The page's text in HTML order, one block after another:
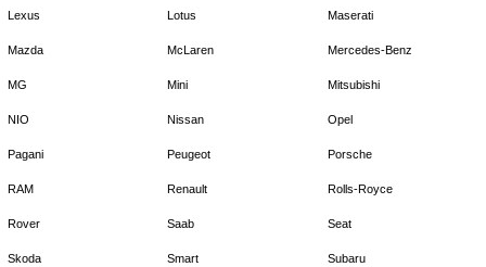
Lexus Lotus Maserati
Mazda McLaren Mercedes-Benz
MG Mini Mitsubishi
NIO Nissan Opel
Pagani Peugeot Porsche
RAM Renault Rolls-Royce
Rover Saab Seat
Skoda Smart Subaru